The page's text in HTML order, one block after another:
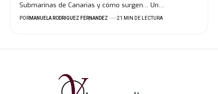
Submarinas de Canarias y cómo surgen… Un…
PORMANUELA RODRIGUEZ FERNANDEZ 21 MIN DE LECTURA